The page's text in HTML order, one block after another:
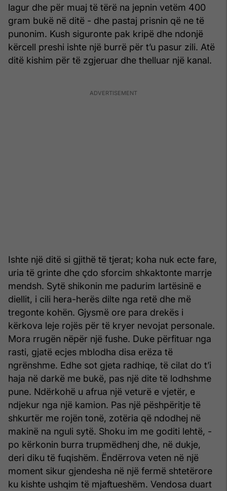
lagur dhe për muaj të tërë na jepnin vetëm 400
gram bukë në ditë - dhe pastaj prisnin që ne të
punonim. Kush siguronte pak kripë dhe ndonjë
kërcell preshi ishte një burrë për t’u pasur zili. Atë
ditë kishim për të zgjeruar dhe thelluar një kanal.
Ishte një ditë si gjithë të tjerat; koha nuk ecte fare,
uria të grinte dhe çdo sforcim shkaktonte marrje
mendsh. Sytë shikonin me padurim lartësinë e
diellit, i cili hera-herës dilte nga retë dhe më
tregonte kohën. Gjysmë ore para drekës i
kërkova leje rojës për të kryer nevojat personale.
Mora rrugën nëpër një fushe. Duke përfituar nga
rasti, gjatë ecjes mblodha disa erëza të
ngrënshme. Edhe sot gjeta radhiqe, të cilat do t’i
haja në darkë me bukë, pas një dite të lodhshme
pune. Ndërkohë u afrua një veturë e vjetër, e
ndjekur nga një kamion. Pas një pëshpëritje të
shkurtër me rojën tonë, zotëria që ndodhej në
makinë na nguli sytë. Shoku im me goditi lehtë, -
po kërkonin burra trupmëdhenj dhe, në dukje,
deri diku të fuqishëm. Ëndërrova veten në një
moment sikur gjendesha në një fermë shtetërore
ku kishte ushqim të mjaftueshëm. Vendosa duart